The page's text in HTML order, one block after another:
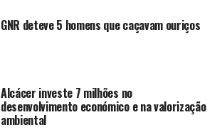
GNR deteve 5 homens que caçavam ouriços
Alcácer investe 7 milhões no
desenvolvimento económico e na valorização
ambiental